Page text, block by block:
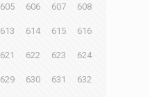
605 606 607 608
613 614 615 616
621 622 623 624
629 630 631 632